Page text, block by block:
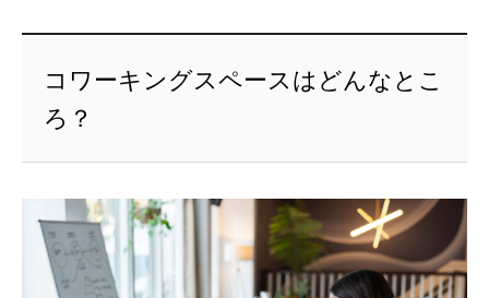
コワーキングスペースはどんなとこ
ろ？